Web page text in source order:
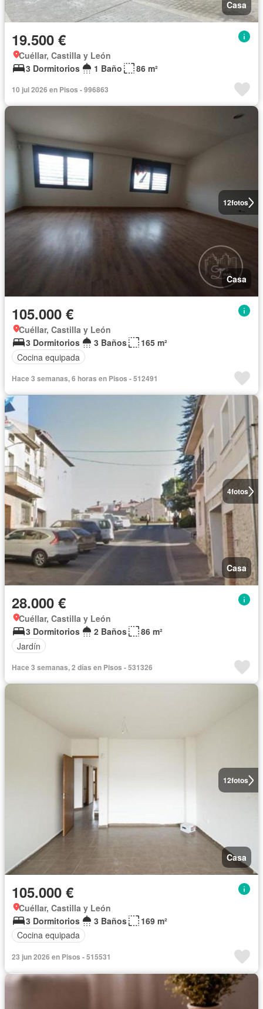
Casa
19.500 €
Cuéllar, Castilla y León
3 Dormitorios
1 Baño 86 m²
10 jul 2026 en Pisos - 996863
12fotos
Casa
105.000 €
Cuéllar, Castilla y León
3 Dormitorios
3 Baños
165 m²
Cocina equipada
Hace 3 semanas, 6 horas en Pisos - 512491
4fotos
Casa
28.000 €
Cuéllar, Castilla y León
3 Dormitorios
2 Baños
86 m²
Jardín
Hace 3 semanas, 2 días en Pisos - 531326
12fotos
Casa
105.000 €
Cuéllar, Castilla y León
3 Dormitorios
3 Baños
169 m²
Cocina equipada
23 jun 2026 en Pisos - 515531